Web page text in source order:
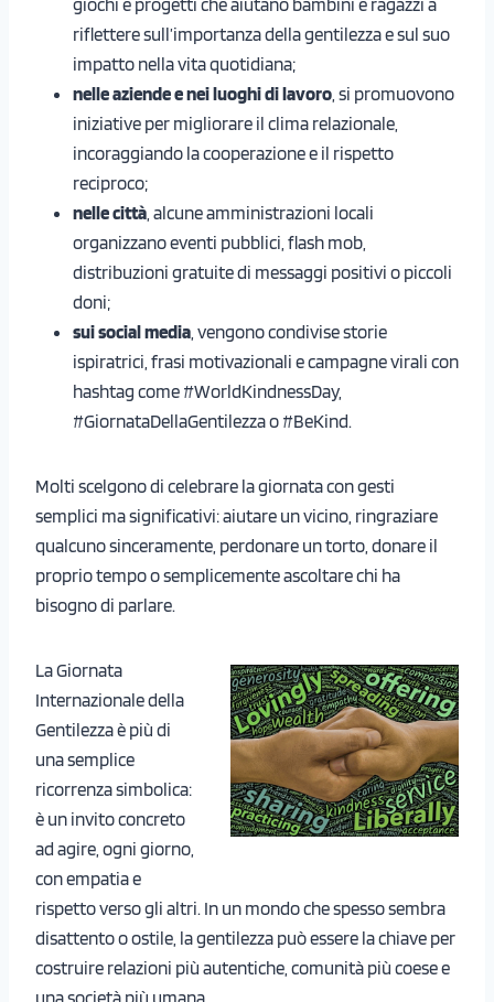
riflettere sull’importanza della gentilezza e sul suo
impatto nella vita quotidiana;
nelle aziende e nei luoghi di lavoro , si promuovono
iniziative per migliorare il clima relazionale,
incoraggiando la cooperazione e il rispetto
reciproco;
nelle città , alcune amministrazioni locali
organizzano eventi pubblici, flash mob,
distribuzioni gratuite di messaggi positivi o piccoli
doni;
sui social media , vengono condivise storie
ispiratrici, frasi motivazionali e campagne virali con
hashtag come #WorldKindnessDay,
#GiornataDellaGentilezza o #BeKind.
Molti scelgono di celebrare la giornata con gesti
semplici ma significativi: aiutare un vicino, ringraziare
qualcuno sinceramente, perdonare un torto, donare il
proprio tempo o semplicemente ascoltare chi ha
bisogno di parlare.
La Giornata
Internazionale della
Gentilezza è più di
una semplice
ricorrenza simbolica:
è un invito concreto
ad agire, ogni giorno,
con empatia e
rispetto verso gli altri. In un mondo che spesso sembra
disattento o ostile, la gentilezza può essere la chiave per
costruire relazioni più autentiche, comunità più coese e
una società più umana.